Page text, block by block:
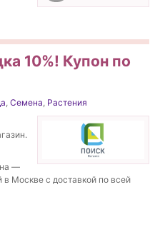
10%! Купон по
, Семена, Растения
—
Москве с доставкой по всей